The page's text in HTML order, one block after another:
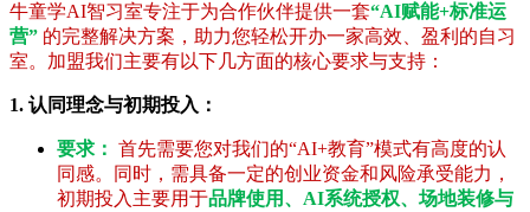
牛童学AI智习室专注于为合作伙伴提供一套“AI赋能+标准运
营” 的完整解决方案，助力您轻松开办一家高效、盈利的自习
室。加盟我们主要有以下几方面的核心要求与支持：
1. 认同理念与初期投入：
要求： 首先需要您对我们的“AI+教育”模式有高度的认
同感。同时，需具备一定的创业资金和风险承受能力，
初期投入主要用于品牌使用、AI系统授权、场地装修与